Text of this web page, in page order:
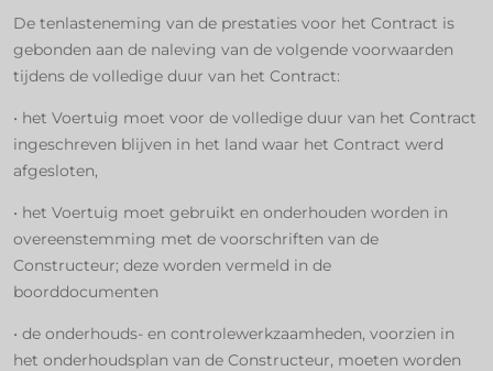
De tenlasteneming van de prestaties voor het Contract is
gebonden aan de naleving van de volgende voorwaarden
tijdens de volledige duur van het Contract:
• het Voertuig moet voor de volledige duur van het Contract
ingeschreven blijven in het land waar het Contract werd
afgesloten,
• het Voertuig moet gebruikt en onderhouden worden in
overeenstemming met de voorschriften van de
Constructeur; deze worden vermeld in de
boorddocumenten
• de onderhouds- en controlewerkzaamheden, voorzien in
het onderhoudsplan van de Constructeur, moeten worden